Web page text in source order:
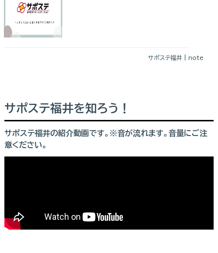
サポステ福井 | note
サポステ福井を知ろう！
サポステ福井の紹介動画です。※音が流れます。音量にご注
意ください。